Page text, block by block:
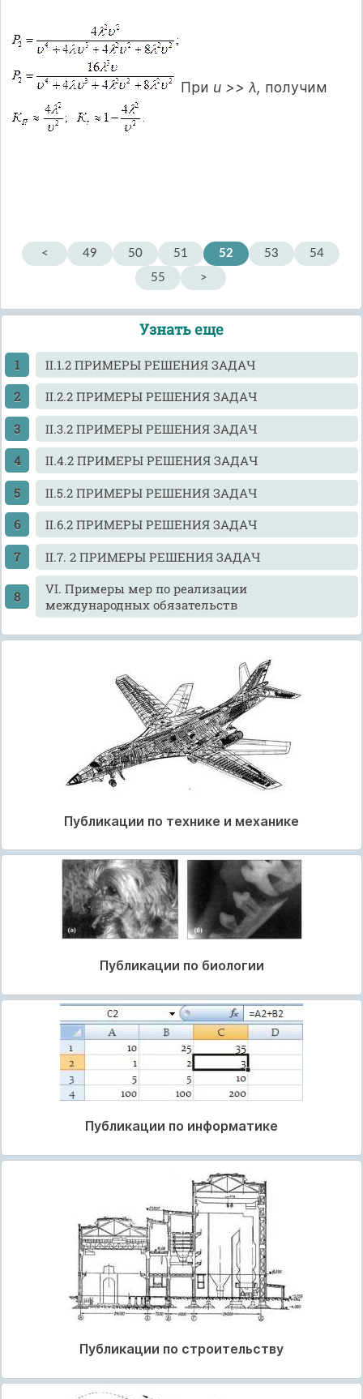
При u >> λ, получим
< 49 50 51 52 53
54
55
>
Узнать еще
II.1.2 ПРИМЕРЫ РЕШЕНИЯ ЗАДАЧ
II.2.2 ПРИМЕРЫ РЕШЕНИЯ ЗАДАЧ
II.3.2 ПРИМЕРЫ РЕШЕНИЯ ЗАДАЧ
II.4.2 ПРИМЕРЫ РЕШЕНИЯ ЗАДАЧ
II.5.2 ПРИМЕРЫ РЕШЕНИЯ ЗАДАЧ
II.6.2 ПРИМЕРЫ РЕШЕНИЯ ЗАДАЧ
II.7. 2 ПРИМЕРЫ РЕШЕНИЯ ЗАДАЧ
VI. Примеры мер по реализации
международных обязательств
Публикации по технике и механике
Публикации по биологии
Публикации по информатике
Публикации по строительству